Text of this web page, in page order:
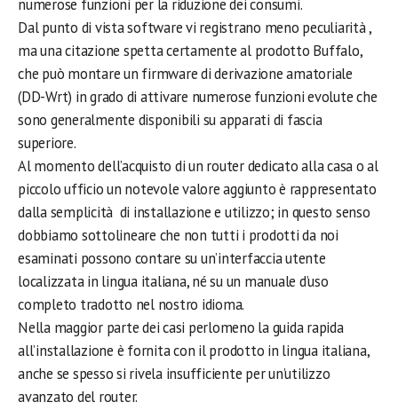
numerose funzioni per la riduzione dei consumi.
Dal punto di vista software vi registrano meno peculiarità ,
ma una citazione spetta certamente al prodotto Buffalo,
che può montare un firmware di derivazione amatoriale
(DD-Wrt) in grado di attivare numerose funzioni evolute che
sono generalmente disponibili su apparati di fascia
superiore.
Al momento dell’acquisto di un router dedicato alla casa o al
piccolo ufficio un notevole valore aggiunto è rappresentato
dalla semplicità di installazione e utilizzo; in questo senso
dobbiamo sottolineare che non tutti i prodotti da noi
esaminati possono contare su un’interfaccia utente
localizzata in lingua italiana, né su un manuale d’uso
completo tradotto nel nostro idioma.
Nella maggior parte dei casi perlomeno la guida rapida
all’installazione è fornita con il prodotto in lingua italiana,
anche se spesso si rivela insufficiente per un’utilizzo
avanzato del router.